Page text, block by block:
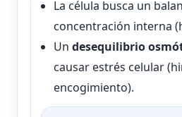
La célula busca un
concentración interna
Un desequilibrio
causar estrés celular
encogimiento).